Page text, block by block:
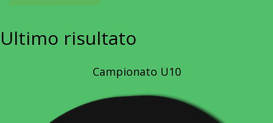
Ultimo risultato
Campionato U10